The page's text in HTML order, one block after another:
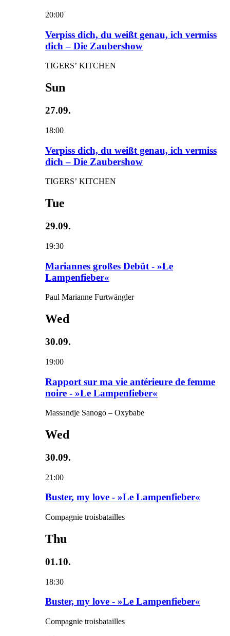
20:00
Verpiss dich, du weißt genau, ich vermiss
dich – Die Zaubershow
TIGERS’ KITCHEN
Sun
27.09.
18:00
Verpiss dich, du weißt genau, ich vermiss
dich – Die Zaubershow
TIGERS’ KITCHEN
Tue
29.09.
19:30
Mariannes großes Debüt - »Le
Lampenfieber«
Paul Marianne Furtwängler
Wed
30.09.
19:00
Rapport sur ma vie antérieure de femme
noire - »Le Lampenfieber«
Massandje Sanogo – Oxybabe
Wed
30.09.
21:00
Buster, my love - »Le Lampenfieber«
Compagnie troisbatailles
Thu
01.10.
18:30
Buster, my love - »Le Lampenfieber«
Compagnie troisbatailles